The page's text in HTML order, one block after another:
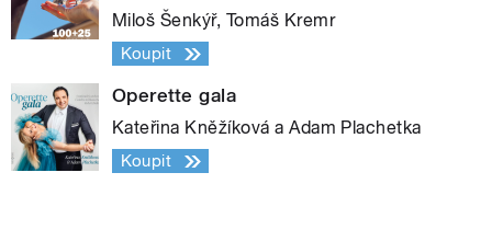
Miloš Šenkýř, Tomáš Kremr
Koupit
Operette gala
Kateřina Kněžíková a Adam Plachetka
Koupit